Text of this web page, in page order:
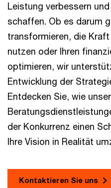
Leistung verbessern
schaffen. Ob es darum
transformieren, die
nutzen oder Ihren
optimieren, wir
Entwicklung der
Entdecken Sie, wie
der Konkurrenz einen
Ihre Vision in Realität
Kontaktieren Sie uns